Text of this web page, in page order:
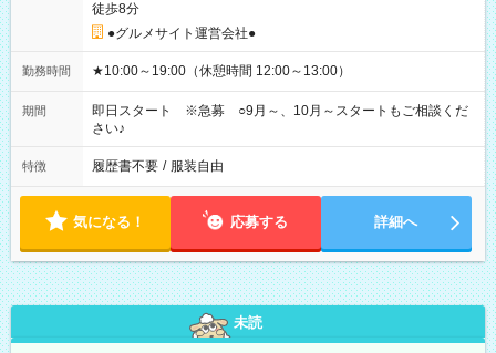
徒歩8分
●グルメサイト運営会社●
勤務時間 ★10:00～19:00（休憩時間 12:00～13:00）
期間
即日スタート ※急募 ○9月～、10月～スタートもご相談くだ
さい♪
特徴 履歴書不要 / 服装自由
気になる！ 応募する 詳細へ
未読